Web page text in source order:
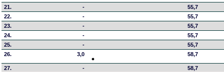
21. -
55,7
22.
-
55,7
23.
-
55,7
24.
-
55,7
25.
-
55,7
26.
3,0 58,7
27. -
58,7